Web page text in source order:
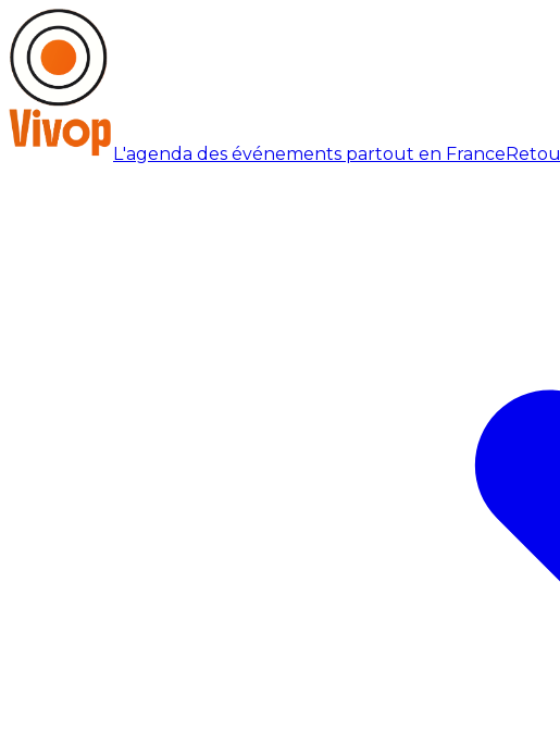
L'agenda des événements partout en France